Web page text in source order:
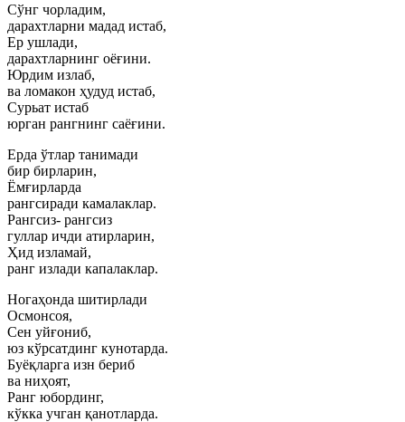
Сўнг чорладим,
дарахтларни мадад истаб,
Ер ушлади,
дарахтларнинг оёғини.
Юрдим излаб,
ва ломакон ҳудуд истаб,
Сурьат истаб
юрган рангнинг саёғини.
Ерда ўтлар танимади
бир бирларин,
Ёмғирларда
рангсиради камалаклар.
Рангсиз- рангсиз
гуллар ичди атирларин,
Ҳид изламай,
ранг излади капалаклар.
Ногаҳонда шитирлади
Осмонсоя,
Сен уйғониб,
юз кўрсатдинг кунотарда.
Буёқларга изн бериб
ва ниҳоят,
Ранг юбординг,
кўкка учган қанотларда.